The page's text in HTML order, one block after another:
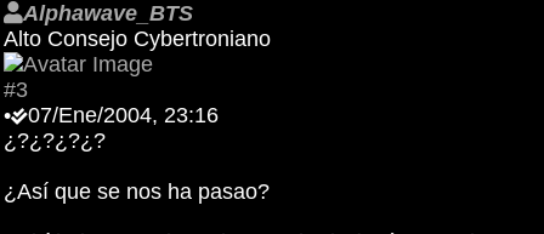
Alphawave_BTS
Alto Consejo Cybertroniano
#3
•
07/Ene/2004, 23:16
¿?¿?¿?¿?
¿Así que se nos ha pasao?